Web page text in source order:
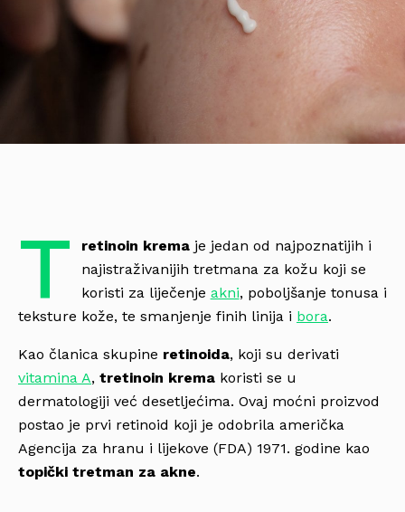
T retinoin kremaje jedan od najpoznatijih i
najistraživanijih tretmana za kožu koji se
koristi za liječenje akni, poboljšanje tonusa i
teksture kože, te smanjenje finih linija i bora.
Kao članica skupine retinoida, koji su derivati
vitamina A, tretinoin krema koristi se u
dermatologiji već desetljećima. Ovaj moćni proizvod
postao je prvi retinoid koji je odobrila američka
Agencija za hranu i lijekove (FDA) 1971. godine kao
topički tretman za akne.